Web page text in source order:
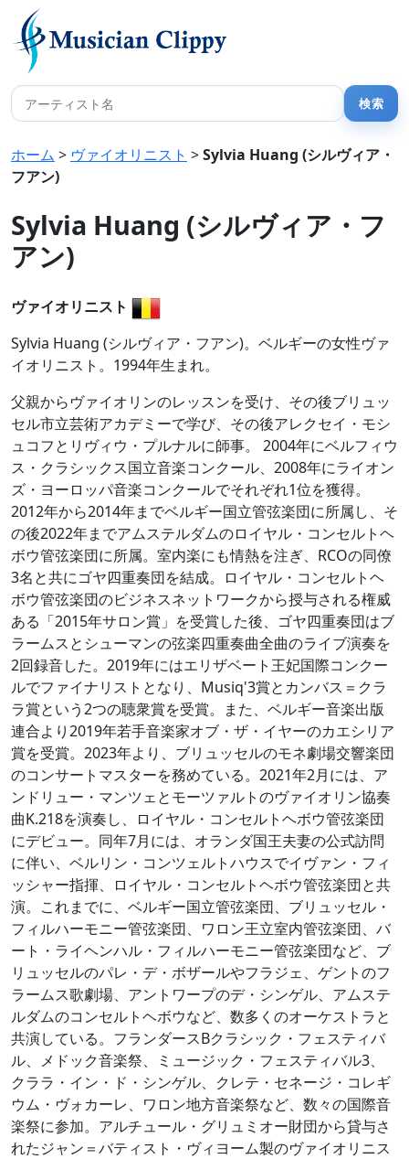
ホーム > ヴァイオリニスト >Sylvia Huang (シルヴィア・
フアン)
Sylvia Huang (シルヴィア・フ
アン)
ヴァイオリニスト
Sylvia Huang (シルヴィア・フアン)。ベルギーの女性ヴァ
イオリニスト。1994年生まれ。
父親からヴァイオリンのレッスンを受け、その後ブリュッ
セル市立芸術アカデミーで学び、その後アレクセイ・モシ
ュコフとリヴィウ・プルナルに師事。 2004年にベルフィウ
ス・クラシックス国立音楽コンクール、2008年にライオン
ズ・ヨーロッパ音楽コンクールでそれぞれ1位を獲得。
2012年から2014年までベルギー国立管弦楽団に所属し、そ
の後2022年までアムステルダムのロイヤル・コンセルトヘ
ボウ管弦楽団に所属。室内楽にも情熱を注ぎ、RCOの同僚
3名と共にゴヤ四重奏団を結成。ロイヤル・コンセルトヘ
ボウ管弦楽団のビジネスネットワークから授与される権威
ある「2015年サロン賞」を受賞した後、ゴヤ四重奏団はブ
ラームスとシューマンの弦楽四重奏曲全曲のライブ演奏を
2回録音した。2019年にはエリザベート王妃国際コンクー
ルでファイナリストとなり、Musiq'3賞とカンバス＝クラ
ラ賞という2つの聴衆賞を受賞。また、ベルギー音楽出版
連合より2019年若手音楽家オブ・ザ・イヤーのカエシリア
賞を受賞。2023年より、ブリュッセルのモネ劇場交響楽団
のコンサートマスターを務めている。2021年2月には、ア
ンドリュー・マンツェとモーツァルトのヴァイオリン協奏
曲K.218を演奏し、ロイヤル・コンセルトヘボウ管弦楽団
にデビュー。同年7月には、オランダ国王夫妻の公式訪問
に伴い、ベルリン・コンツェルトハウスでイヴァン・フィ
ッシャー指揮、ロイヤル・コンセルトヘボウ管弦楽団と共
演。これまでに、ベルギー国立管弦楽団、ブリュッセル・
フィルハーモニー管弦楽団、ワロン王立室内管弦楽団、バ
ート・ライヘンハル・フィルハーモニー管弦楽団など、ブ
リュッセルのパレ・デ・ボザールやフラジェ、ゲントのフ
ラームス歌劇場、アントワープのデ・シンゲル、アムステ
ルダムのコンセルトヘボウなど、数多くのオーケストラと
共演している。フランダースBクラシック・フェスティバ
ル、メドック音楽祭、ミュージック・フェスティバル3、
クララ・イン・ド・シンゲル、クレテ・セネージ・コレギ
ウム・ヴォカーレ、ワロン地方音楽祭など、数々の国際音
楽祭に参加。アルチュール・グリュミオー財団から貸与さ
れたジャン＝バティスト・ヴィヨーム製のヴァイオリニス